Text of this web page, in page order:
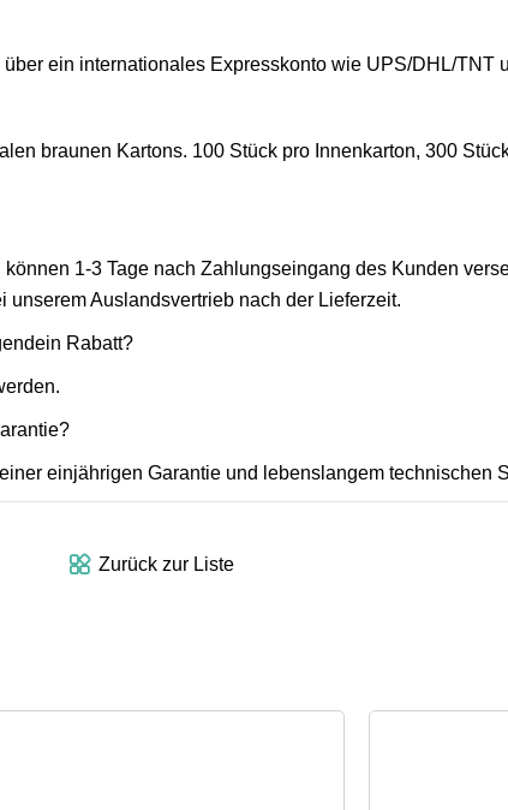
ein internationales Expresskonto wie UPS/DHL/TNT
braunen Kartons. 100 Stück pro Innenkarton, 300
1-3 Tage nach Zahlungseingang des Kunden
Auslandsvertrieb nach der Lieferzeit.
Rabatt?
einjährigen Garantie und lebenslangem technischen
Zurück zur Liste